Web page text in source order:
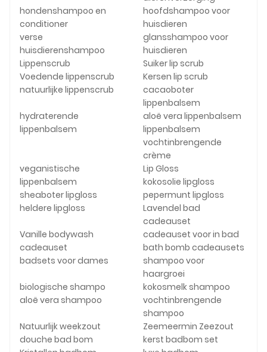
hondenshampoo en
conditioner
hoofdshampoo voor
huisdieren
verse
huisdierenshampoo
glansshampoo voor
huisdieren
Lippenscrub
Suiker lip scrub
Voedende lippenscrub
Kersen lip scrub
natuurlijke lippenscrub
cacaoboter
lippenbalsem
hydraterende
lippenbalsem
aloë vera lippenbalsem
lippenbalsem
vochtinbrengende
crème
veganistische
lippenbalsem
Lip Gloss
kokosolie lipgloss
sheaboter lipgloss
pepermunt lipgloss
heldere lipgloss
Lavendel bad
cadeauset
Vanille bodywash
cadeauset
cadeauset voor in bad
bath bomb cadeausets
badsets voor dames
shampoo voor
haargroei
biologische shampo
kokosmelk shampoo
aloë vera shampoo
vochtinbrengende
shampoo
Natuurlijk weekzout
Zeemeermin Zeezout
douche bad bom
kerst badbom set